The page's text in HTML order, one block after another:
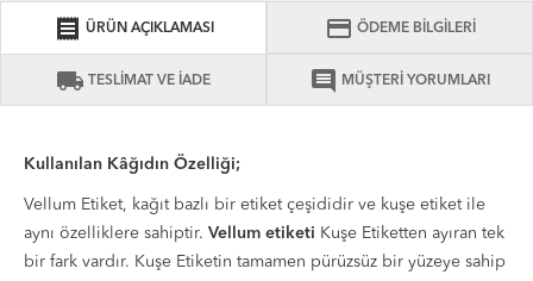
receipt ÜRÜN AÇIKLAMASI credit_card ÖDEME BİLGİLERİ
local_shipping TESLİMAT VE İADE comment MÜŞTERİ YORUMLARI
Kullanılan Kâğıdın Özelliği;
Vellum Etiket, kağıt bazlı bir etiket çeşididir ve kuşe etiket ile
aynı özelliklere sahiptir. Vellum etiketi Kuşe Etiketten ayıran tek
bir fark vardır. Kuşe Etiketin tamamen pürüzsüz bir yüzeye sahip